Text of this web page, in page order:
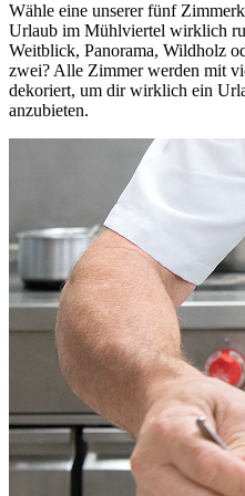
Wähle eine unserer fünf
Urlaub im Mühlviertel wirklich
Weitblick, Panorama, Wildholz
zwei? Alle Zimmer werden mit
dekoriert, um dir wirklich ein
anzubieten.